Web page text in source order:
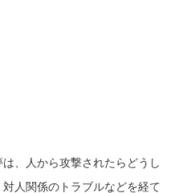
、人から攻撃されたらどうし
人関係のトラブルなどを経て